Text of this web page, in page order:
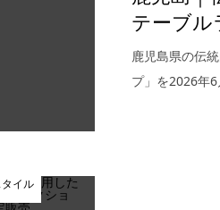
テーブル
鹿児島県の伝
プ」を2026年
イル